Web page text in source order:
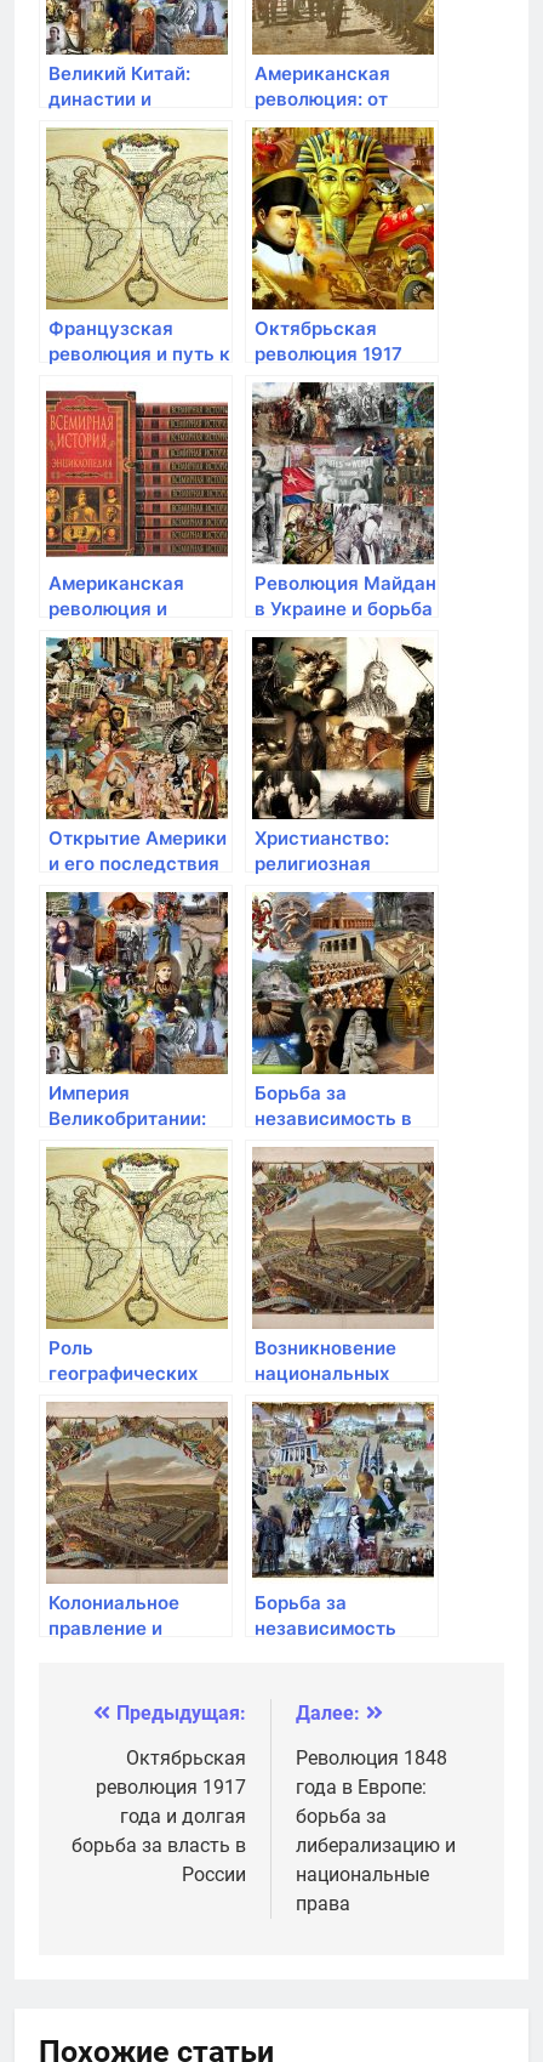
Великий Китай:
династии и
великие стены
Американская
революция: от
колоний к
независимой нации
Французская
революция и путь к
Октябрьская
революция 1917
года и долгая
борьба за власть в
России
Американская
революция и
образование США
Революция Майдан
в Украине и борьба
за суверенитет
Открытие Америки
и его последствия
для европейских
держав
Христианство:
религиозная
революция в
Римской империи
Империя
Великобритании:
колониальное
владычество и
индустриальная
революция
Борьба за
независимость в
Афганистане и
Иране
Роль
географических
открытий в
формировании
колониальной
системы
Возникновение
национальных
движений в Европе
Колониальное
правление и
Борьба за
независимость
Навигация
записям
Предыдущая:
Октябрьская
революция 1917
года и долгая
борьба за власть в
России
Далее:
Революция 1848
года в Европе:
борьба за
либерализацию и
национальные
права
Похожие статьи